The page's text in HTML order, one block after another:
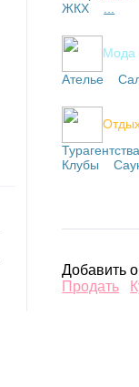
ЖКХ
Мода
Ателье
Турагентства
Клубы
Добавить
Продать